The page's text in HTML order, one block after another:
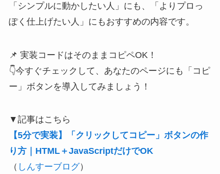
「シンプルに動かしたい人」にも、「よりプロっ
ぽく仕上げたい人」にもおすすめの内容です。
📌 実装コードはそのままコピペOK！
👇今すぐチェックして、あなたのページにも「コピ
ー」ボタンを導入してみましょう！
▼記事はこちら
【5分で実装】「クリックしてコピー」ボタンの作
り方｜HTML＋JavaScriptだけでOK
（ しんすーブログ）